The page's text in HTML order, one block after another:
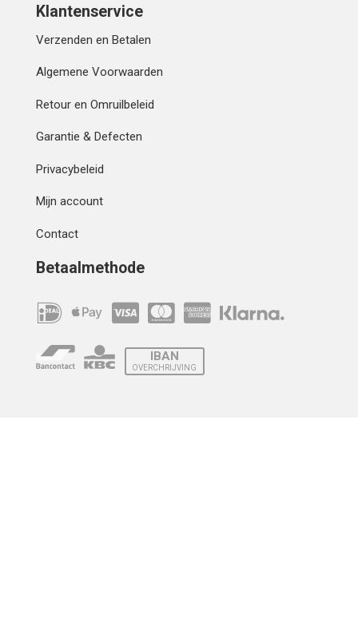
Klantenservice
Verzenden en Betalen
Algemene Voorwaarden
Retour en Omruilbeleid
Garantie & Defecten
Privacybeleid
Mijn account
Contact
Betaalmethode
IBAN
OVERCHRIJVING